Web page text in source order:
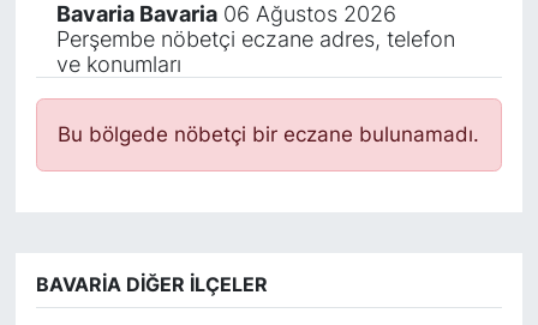
Bavaria Bavaria06 Ağustos 2026
Perşembe nöbetçi eczane adres, telefon
ve konumları
Bu bölgede nöbetçi bir eczane bulunamadı.
BAVARIA DIĞER İLÇELER